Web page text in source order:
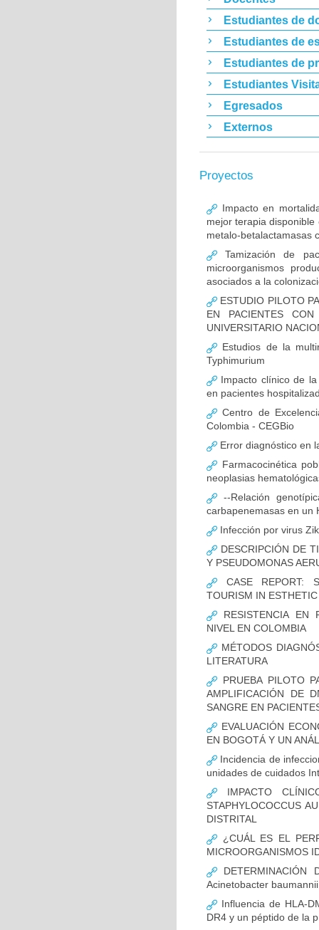
Estudiantes de
Estudiantes de
Estudiantes de
Estudiantes
Egresados
Externos
Proyectos
Impacto en
mejor terapia
metalo-betalactamasas
Tamización de
microorganismos
asociados a la
ESTUDIO PILOTO
EN PACIENTES
UNIVERSITARIO
Estudios de la
Typhimurium
Impacto clínico de
en pacientes
Centro de
Colombia - CEGBio
Error diagnóstico en
Farmacocinética
neoplasias
--Relación
carbapenemasas en un
Infección por virus
DESCRIPCIÓN DE
Y PSEUDOMONAS
CASE REPORT:
TOURISM IN
RESISTENCIA EN
NIVEL EN COLOMBIA
MÉTODOS
LITERATURA
PRUEBA PILOTO
AMPLIFICACIÓN DE
SANGRE EN
EVALUACIÓN
EN BOGOTÁ Y UN
Incidencia de
unidades de cuidados
IMPACTO
STAPHYLOCOCCUS
DISTRITAL
¿CUÁL ES EL
MICROORGANISMOS
DETERMINACIÓN
Acinetobacter
Influencia de HLA-
DR4 y un péptido de la